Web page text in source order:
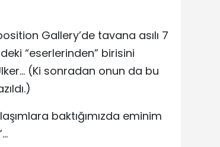
Gallery’de tavana asılı 7
“eserlerinden” birisini
(Ki sonradan onun da bu
baktığımızda eminim